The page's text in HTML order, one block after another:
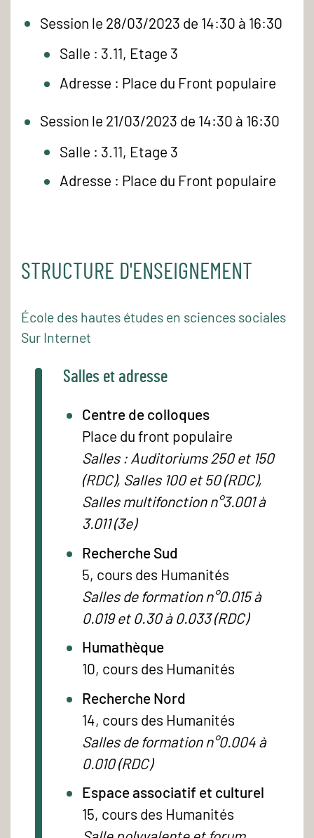
Session le 28/03/2023 de 14:30 à 16:30
Salle : 3.11, Etage 3
Adresse : Place du Front populaire
Session le 21/03/2023 de 14:30 à 16:30
Salle : 3.11, Etage 3
Adresse : Place du Front populaire
STRUCTURE D'ENSEIGNEMENT
École des hautes études en sciences sociales
Sur Internet
Salles et adresse
Centre de colloques
Place du front populaire
Salles : Auditoriums 250 et 150
(RDC), Salles 100 et 50 (RDC),
Salles multifonction n°3.001 à
3.011 (3e)
Recherche Sud
5, cours des Humanités
Salles de formation n°0.015 à
0.019 et 0.30 à 0.033 (RDC)
Humathèque
10, cours des Humanités
Recherche Nord
14, cours des Humanités
Salles de formation n°0.004 à
0.010 (RDC)
Espace associatif et culturel
15, cours des Humanités